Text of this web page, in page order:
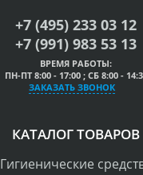
+7 (495) 233 03 12
+7 (991) 983 53 13
ВРЕМЯ РАБОТЫ:
ПН-ПТ 8:00 - 17:00 ; СБ 8:00 -
ЗАКАЗАТЬ ЗВОНОК
КАТАЛОГ ТОВАРОВ
Гигиенические